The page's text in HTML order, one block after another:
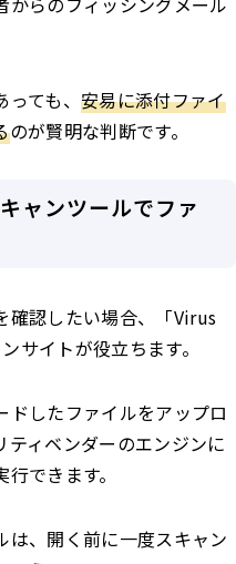
っても、安易に添付ファイ
のが賢明な判断です。
ャンツールでファ
確認したい場合、「Virus
サイトが役立ちます。
ドしたファイルをアップロ
ィベンダーのエンジンに
できます。
は、開く前に一度スキャン